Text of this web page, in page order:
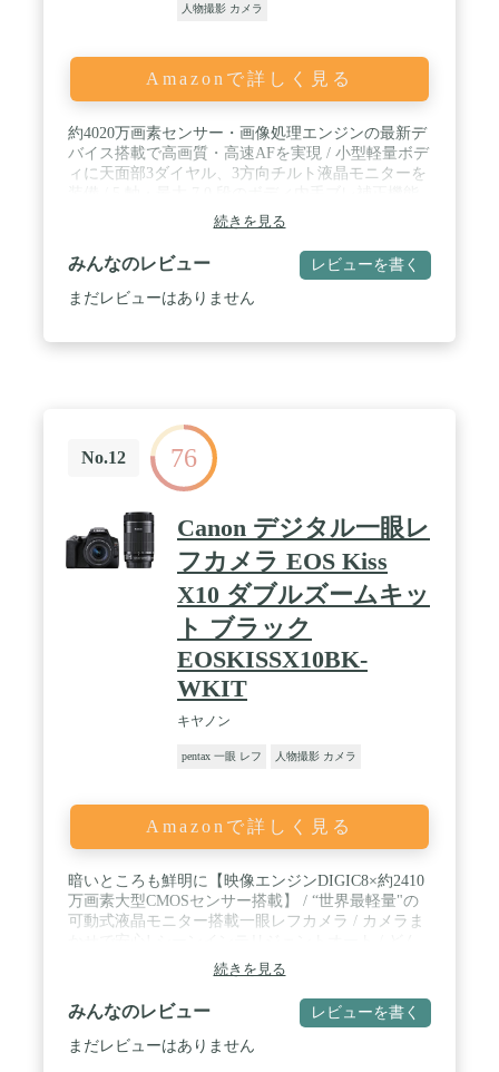
人物撮影 カメラ
Amazonで詳しく見る
約4020万画素センサー・画像処理エンジンの最新デ
バイス搭載で高画質・高速AFを実現 / 小型軽量ボデ
ィに天面部3ダイヤル、3方向チルト液晶モニターを
を搭載。 / 6.2K/30P の映像記録など充実の動画撮影
機能を搭載。夜景などの暗い撮影シーンでも、快適
な手持ち撮影が可能 / カラー：ブラック
続きを見る
みんなのレビュー レビューを書く
まだレビューはありません
No.12 76
Canon デジタル一眼レ
フカメラ EOS Kiss
X10 ダブルズームキッ
ト ブラック
EOSKISSX10BK-
WKIT
キヤノン
pentax 一眼 レフ 人物撮影 カメラ
Amazonで詳しく見る
暗いところも鮮明に【映像エンジンDIGIC8×約2410
万画素大型CMOSセンサー搭載】 / “世界最軽量"の
可動式液晶モニター搭載一眼レフカメラ / カメラま
なシーンも映画みたいに! 4K動画撮影 / 3.0型バリア
ングル・タッチパネル液晶モニター搭載 / 低輝度限
界EV-4で暗い場所でも撮影可能 / 光学ファインダー
で被写体をリアルタイムに確認 / 旅先でも安心のバ
ッテリー持続時間! 約1,070枚撮影可能 / WiFi対応で
続きを見る
みんなのレビュー レビューを書く
まだレビューはありません